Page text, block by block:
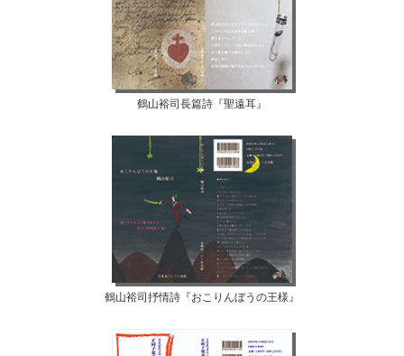
鶴山裕司長篇詩『聖遠耳』
鶴山裕司抒情詩『おこりんぼうの王様』